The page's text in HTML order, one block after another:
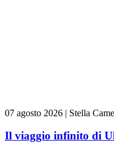
07 agosto 2026 | Stella
Il viaggio infinito di